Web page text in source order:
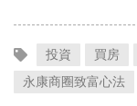
投資 買房
永康商圈致富心法